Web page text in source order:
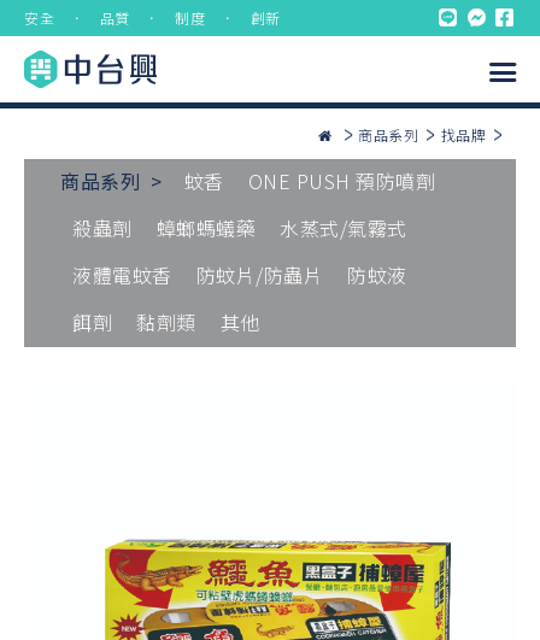
安全 ． 品質 ． 制度 ． 創新
商品系列 找品牌
商品系列 > 蚊香
ONE PUSH 預防噴劑
殺蟲劑
蟑螂螞蟻藥
水蒸式/氣霧式
液體電蚊香
防蚊片/防蟲片
防蚊液
餌劑
黏劑類 其他